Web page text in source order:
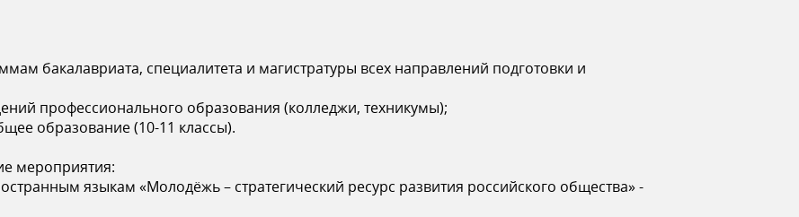
бакалавриата, специалитета и магистратуры всех направлений подготовки и
профессионального образования (колледжи, техникумы);
образование (10-11 классы).
мероприятия:
языкам «Молодёжь – стратегический ресурс развития российского общества» -